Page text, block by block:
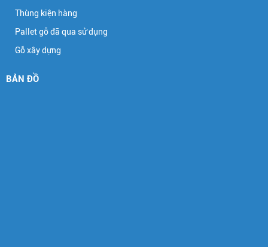
Thùng kiện hàng
Pallet gỗ đã qua sử dụng
Gỗ xây dựng
BẢN ĐỒ